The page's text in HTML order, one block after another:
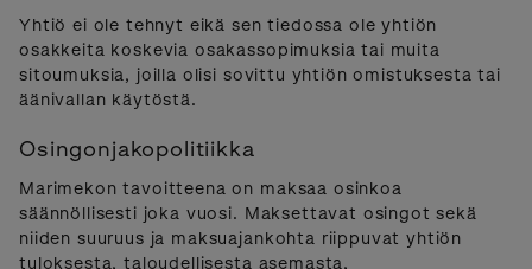
Yhtiö ei ole tehnyt eikä sen tiedossa ole yhtiön
osakkeita koskevia osakassopimuksia tai muita
sitoumuksia, joilla olisi sovittu yhtiön omistuksesta tai
äänivallan käytöstä.
Osingonjakopolitiikka
Marimekon tavoitteena on maksaa osinkoa
säännöllisesti joka vuosi. Maksettavat osingot sekä
niiden suuruus ja maksuajankohta riippuvat yhtiön
tuloksesta, taloudellisesta asemasta,